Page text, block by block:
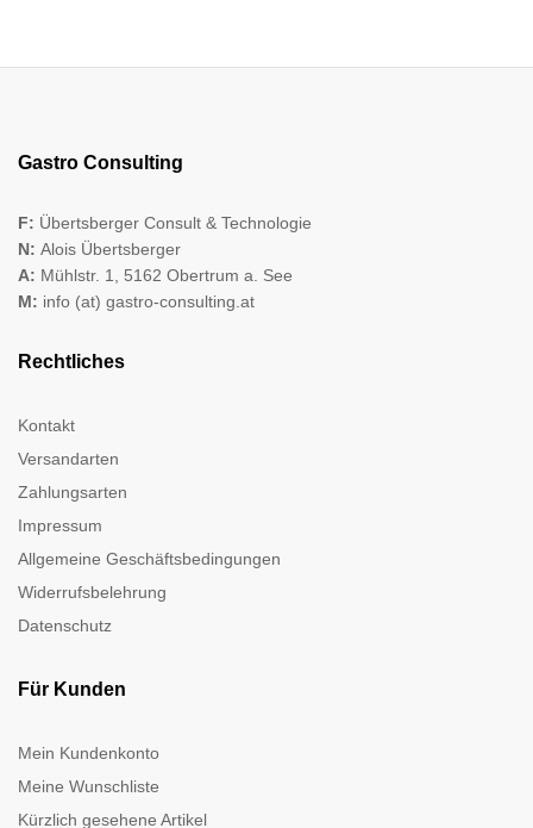
Gastro Consulting
F: Übertsberger Consult & Technologie
N: Alois Übertsberger
A: Mühlstr. 1, 5162 Obertrum a. See
M: info (at) gastro-consulting.at
Rechtliches
Kontakt
Versandarten
Zahlungsarten
Impressum
Allgemeine Geschäftsbedingungen
Widerrufsbelehrung
Datenschutz
Für Kunden
Mein Kundenkonto
Meine Wunschliste
Kürzlich gesehene Artikel